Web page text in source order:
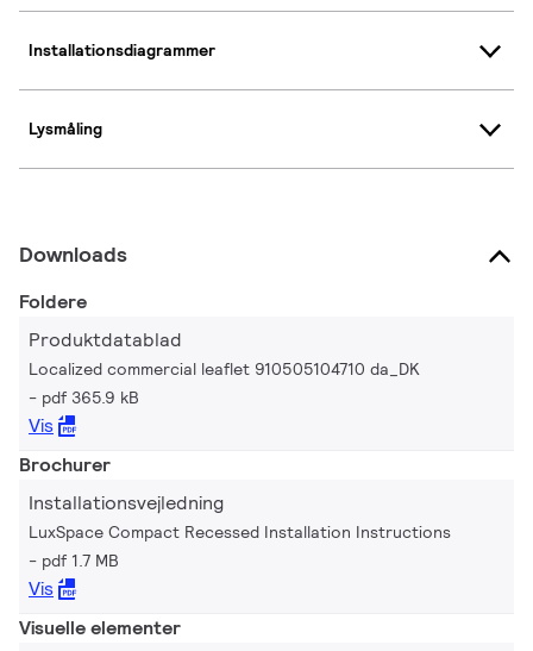
Installationsdiagrammer
Lysmåling
Downloads
Foldere
Produktdatablad
Localized commercial leaflet 910505104710 da_DK
pdf 365.9 kB
Vis
Brochurer
Installationsvejledning
LuxSpace Compact Recessed Installation Instructions
pdf 1.7 MB
Vis
Visuelle elementer